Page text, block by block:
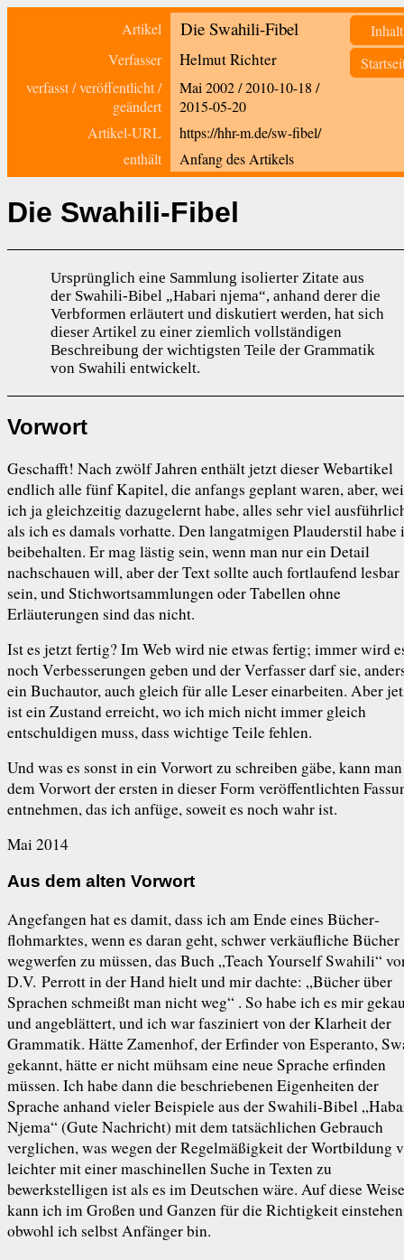
Inhalt
Artikel Die Swahili-Fibel
Verfasser Helmut Richter
verfasst / veröffentlicht /
geändert
Mai 2002/2010-10-18 /
2015-05-20
Artikel-URL
https://hhr-m.de/sw-fibel/
enthält
Anfang des Artikels
Die Swahili-Fibel
Ursprünglich eine Sammlung isolierter Zitate aus
der Swahili-Bibel „Habari njema“, anhand derer die
Verbformen erläutert und diskutiert werden, hat sich
dieser Artikel zu einer ziemlich vollständigen
Beschreibung der wichtigsten Teile der Grammatik
von Swahili entwickelt.
Vorwort
Geschafft! Nach zwölf Jahren enthält jetzt dieser Webartikel
endlich alle fünf Kapitel, die anfangs geplant waren, aber,
ich ja gleichzeitig dazugelernt habe, alles sehr viel
als ich es damals vorhatte. Den langatmigen Plauderstil habe
beibehalten. Er mag lästig sein, wenn man nur ein Detail
nachschauen will, aber der Text sollte auch fortlaufend lesbar
sein, und Stichwort­sammlungen oder Tabellen ohne
Erläuterungen sind das nicht.
Ist es jetzt fertig? Im Web wird nie etwas fertig; immer wird
noch Verbesserungen geben und der Verfasser darf sie,
ein Buchautor, auch gleich für alle Leser einarbeiten. Aber
ist ein Zustand erreicht, wo ich mich nicht immer gleich
entschuldigen muss, dass wichtige Teile fehlen.
Und was es sonst in ein Vorwort zu schreiben gäbe, kann
dem Vorwort der ersten in dieser Form veröffent­lichten
entnehmen, das ich anfüge, soweit es noch wahr ist.
Mai 2014
Aus dem alten Vorwort
Angefangen hat es damit, dass ich am Ende eines Bücher­
flohmarktes, wenn es daran geht, schwer verkäufliche Bücher
wegwerfen zu müssen, das Buch „Teach Yourself Swahili“
D.V. Perrott in der Hand hielt und mir dachte: „Bücher über
Sprachen schmeißt man nicht weg“ . So habe ich es mir
und angeblättert, und ich war fasziniert von der Klarheit der
Grammatik. Hätte Zamenhof, der Erfinder von Esperanto,
gekannt, hätte er nicht mühsam eine neue Sprache erfinden
müssen. Ich habe dann die beschriebenen Eigenheiten der
Sprache anhand vieler Beispiele aus der Swahili-Bibel
Njema“ (Gute Nachricht) mit dem tatsächlichen Gebrauch
verglichen, was wegen der Regelmäßigkeit der Wortbildung
leichter mit einer maschinellen Suche in Texten zu
bewerkstelligen ist als es im Deutschen wäre. Auf diese Weise
kann ich im Großen und Ganzen für die Richtigkeit
obwohl ich selbst Anfänger bin.